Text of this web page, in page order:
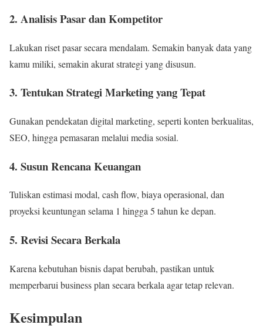
2. Analisis Pasar dan Kompetitor
Lakukan riset pasar secara mendalam. Semakin banyak data yang
kamu miliki, semakin akurat strategi yang disusun.
3. Tentukan Strategi Marketing yang Tepat
Gunakan pendekatan digital marketing, seperti konten berkualitas,
SEO, hingga pemasaran melalui media sosial.
4. Susun Rencana Keuangan
Tuliskan estimasi modal, cash flow, biaya operasional, dan
proyeksi keuntungan selama 1 hingga 5 tahun ke depan.
5. Revisi Secara Berkala
Karena kebutuhan bisnis dapat berubah, pastikan untuk
memperbarui business plan secara berkala agar tetap relevan.
Kesimpulan